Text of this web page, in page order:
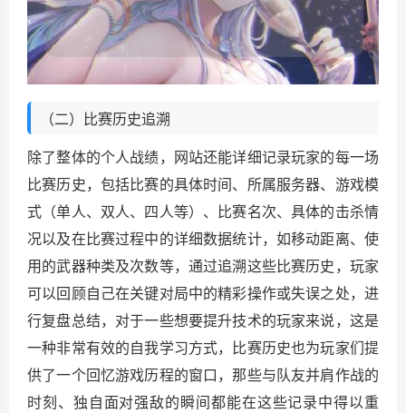
（二）比赛历史追溯
除了整体的个人战绩，网站还能详细记录玩家的每一场
比赛历史，包括比赛的具体时间、所属服务器、游戏模
式（单人、双人、四人等）、比赛名次、具体的击杀情
况以及在比赛过程中的详细数据统计，如移动距离、使
用的武器种类及次数等，通过追溯这些比赛历史，玩家
可以回顾自己在关键对局中的精彩操作或失误之处，进
行复盘总结，对于一些想要提升技术的玩家来说，这是
一种非常有效的自我学习方式，比赛历史也为玩家们提
供了一个回忆游戏历程的窗口，那些与队友并肩作战的
时刻、独自面对强敌的瞬间都能在这些记录中得以重